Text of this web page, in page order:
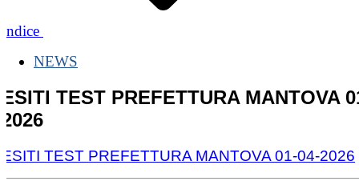
Indice
NEWS
ESITI TEST PREFETTURA MANTOVA
2026
ESITI TEST PREFETTURA MANTOVA 01-04-2026